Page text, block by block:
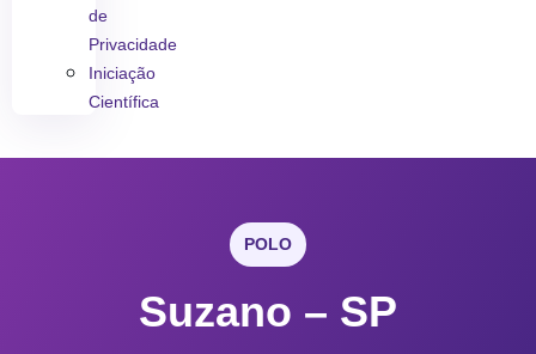
de
Privacidade
Iniciação
Científica
POLO
Suzano – SP